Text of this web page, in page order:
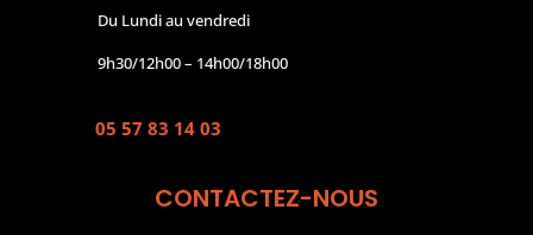
Du Lundi au vendredi
9h30/12h00 – 14h00/18h00
05 57 83 14 03
CONTACTEZ-NOUS